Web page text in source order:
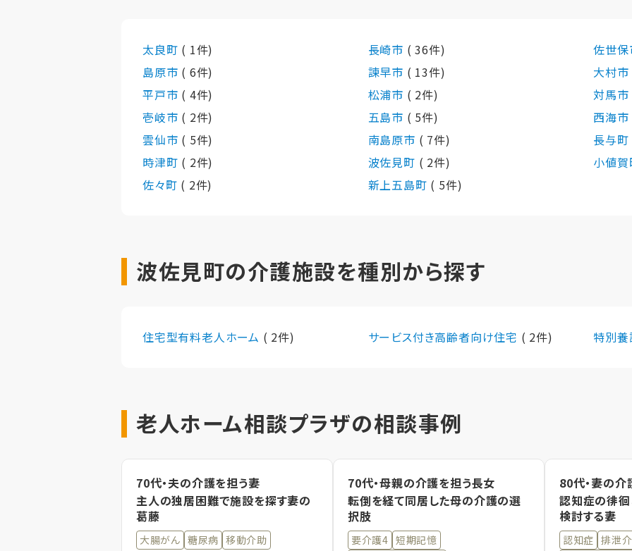
太良町 ( 1件) 長崎市 ( 36件)
佐世
島原市 ( 6件) 諫早市 ( 13件)
大村市
平戸市 ( 4件) 松浦市 ( 2件)
対馬市
壱岐市 ( 2件) 五島市 ( 5件)
西海市
雲仙市 ( 5件) 南島原市 ( 7件)
長与町
時津町 ( 2件) 波佐見町 ( 2件)
小値
佐々町 ( 2件) 新上五島町 ( 5件)
波佐見町の介護施設を種別から探す
住宅型有料老人ホーム ( 2件) サービス付き高齢者向け住宅 ( 2件) 特別
老人ホーム相談プラザの相談事例
70代・夫の介護を担う妻
主人の独居困難で施設を探す妻の
葛藤
大腸がん 糖尿病 移動介助
70代・母親の介護を担う長女
転倒を経て同居した母の介護の選
択肢
要介護4 短期記憶
80代・妻の介
認知症の徘
検討する妻
認知症 排泄